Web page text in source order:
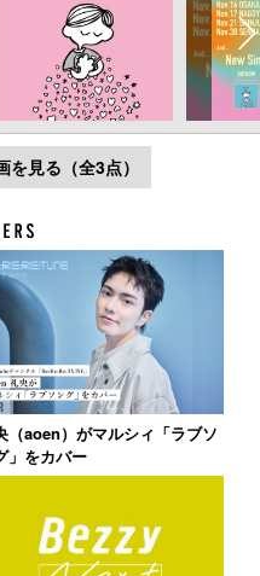
見る（全3点）
（aoen）がマルシィ「ラブソ
」をカバー